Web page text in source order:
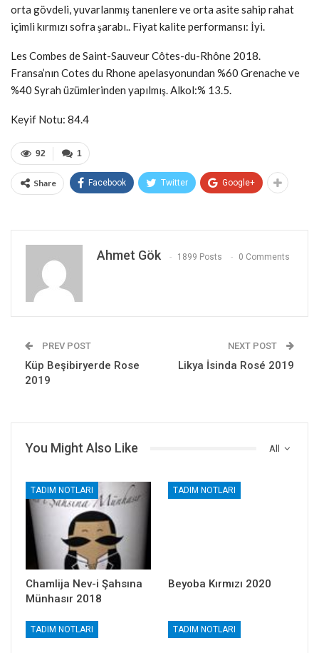
orta gövdeli, yuvarlanmış tanenlere ve orta asite sahip rahat
içimli kırmızı sofra şarabı.. Fiyat kalite performansı: İyi.
Les Combes de Saint-Sauveur Côtes-du-Rhône 2018.
Fransa’nın Cotes du Rhone apelasyonundan %60 Grenache ve
%40 Syrah üzümlerinden yapılmış. Alkol:% 13.5.
Keyif Notu: 84.4
1
92
Share Facebook Twitter Google+
Ahmet Gök 1899 Posts 0 Comments
PREV POST
Küp Beşibiryerde Rose
2019
NEXT POST
Likya İsinda Rosé 2019
All
You Might Also Like
TADIM NOTLARI
Chamlija Nev-i Şahsına
Münhasır 2018
TADIM NOTLARI
Beyoba Kırmızı 2020
TADIM NOTLARI TADIM NOTLARI